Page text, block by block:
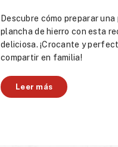
Descubre cómo preparar
plancha de hierro con esta
deliciosa. ¡Crocante y
compartir en familia!
Leer más